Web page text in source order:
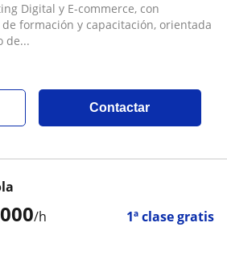
Digital y E-commerce, con
formación y capacitación, orientada
de...
Contactar
/h 1ª clase gratis